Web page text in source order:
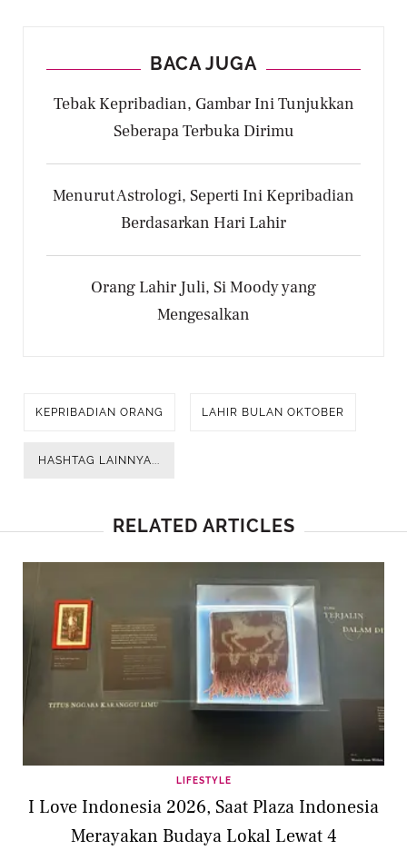
BACA JUGA
Tebak Kepribadian, Gambar Ini Tunjukkan
Seberapa Terbuka Dirimu
Menurut Astrologi, Seperti Ini Kepribadian
Berdasarkan Hari Lahir
Orang Lahir Juli, Si Moody yang
Mengesalkan
KEPRIBADIAN ORANG LAHIR BULAN OKTOBER
HASHTAG LAINNYA...
RELATED ARTICLES
LIFESTYLE
I Love Indonesia 2026, Saat Plaza Indonesia
Merayakan Budaya Lokal Lewat 4